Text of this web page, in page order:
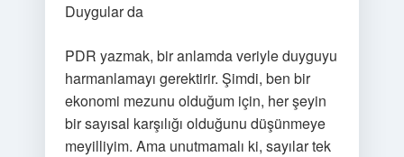
Duygular da
PDR yazmak, bir anlamda veriyle duyguyu
harmanlamayı gerektirir. Şimdi, ben bir
ekonomi mezunu olduğum için, her şeyin
bir sayısal karşılığı olduğunu düşünmeye
meyilliyim. Ama unutmamalı ki, sayılar tek